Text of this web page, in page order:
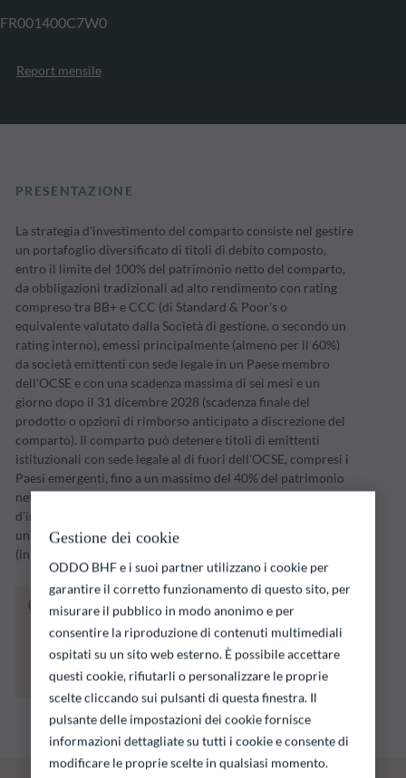
FR001400C7W0
Report mensile
PRESENTAZIONE
La strategia d'investimento del comparto consiste nel gestire
un portafoglio diversificato di titoli di debito composto,
entro il limite del 100% del patrimonio netto del comparto,
da obbligazioni tradizionali ad alto rendimento con rating
compreso tra BB+ e CCC (di Standard & Poor's o
equivalente valutato dalla Società di gestione, o secondo un
rating interno), emessi principalmente (almeno per il 60%)
da società emittenti con sede legale in un Paese membro
dell'OCSE e con una scadenza massima di sei mesi e un
giorno dopo il 31 dicembre 2028 (scadenza finale del
prodotto o opzioni di rimborso anticipato a discrezione del
comparto). Il comparto può detenere titoli di emittenti
istituzionali con sede legale al di fuori dell'OCSE, compresi i
Paesi emergenti, fino a un massimo del 40% del patrimonio
netto. Il comparto attuerà la propria strategia
d'investimento nel corso di un periodo d'investimento fino a
una data di scadenza stabilita dalla Società di gestione
(inizialmente il 31 dicembre 2028).
Il fondo indicato di seguito comporta un
rischio di perdita di capitale.
Si ricorda che i rendimenti passati non sono
indicativi di quelli futuri e possono variare nel
tempo.
Gestione dei cookie
ODDO BHF e i suoi partner utilizzano i cookie per
garantire il corretto funzionamento di questo sito, per
misurare il pubblico in modo anonimo e per
consentire la riproduzione di contenuti multimediali
ospitati su un sito web esterno. È possibile accettare
questi cookie, rifiutarli o personalizzare le proprie
scelte cliccando sui pulsanti di questa finestra. Il
pulsante delle impostazioni dei cookie fornisce
informazioni dettagliate su tutti i cookie e consente di
modificare le proprie scelte in qualsiasi momento.